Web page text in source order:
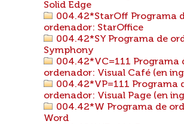
Solid Edge
004.42*StarOff Programa
ordenador: StarOffice
004.42*SY Programa de
Symphony
004.42*VC=111 Programa
ordenador: Visual Café (en
004.42*VP=111 Programa
ordenador: Visual Page (en
004.42*W Programa de
Word